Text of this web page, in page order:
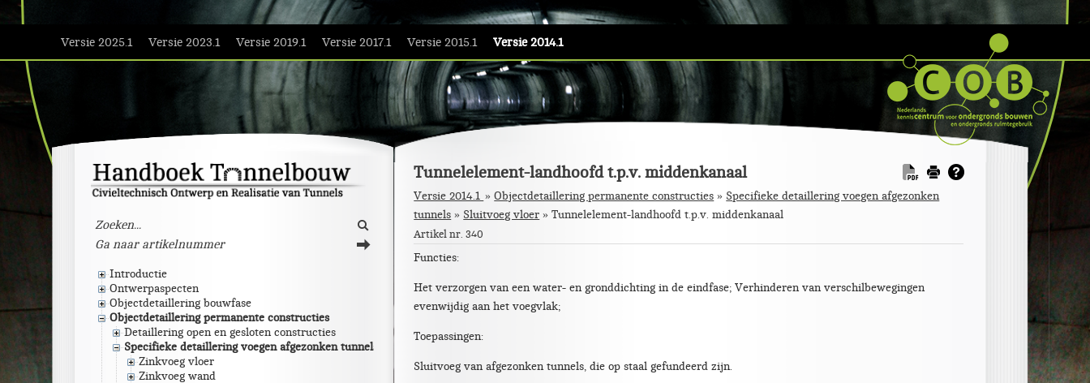
Versie 2025.1 Versie 2023.1 Versie 2019.1 Versie 2017.1 Versie 2015.1 Versie 2014.1
L
j
Introductie
Ontwerpaspecten
Objectdetaillering bouwfase
Objectdetaillering permanente constructies
Detaillering open en gesloten constructies
Specifieke detaillering voegen afgezonken tunnels
Zinkvoeg vloer
Zinkvoeg wand
Tunnelelement-landhoofd t.p.v. middenkanaal
Versie 2014.1 Objectdetaillering permanente constructies » Specifieke detaillering voegen afgezonken
tunnels » Sluitvoeg vloer »Tunnelelement-landhoofd t.p.v. middenkanaal
Artikel nr. 340
Functies:
Het verzorgen van een water- en gronddichting in de eindfase; Verhinderen van verschilbewegingen
evenwijdig aan het voegvlak;
Toepassingen:
Sluitvoeg van afgezonken tunnels, die op staal gefundeerd zijn.